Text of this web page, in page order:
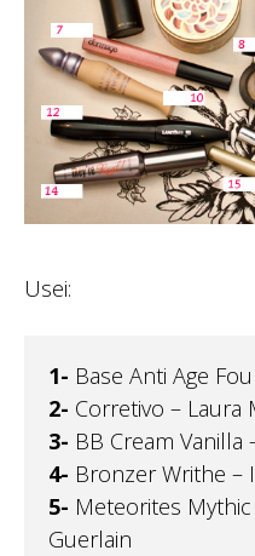
Usei:
1- Base Anti Age
2- Corretivo – Laura
3- BB Cream Vanilla
4- Bronzer Writhe –
5- Meteorites
Guerlain